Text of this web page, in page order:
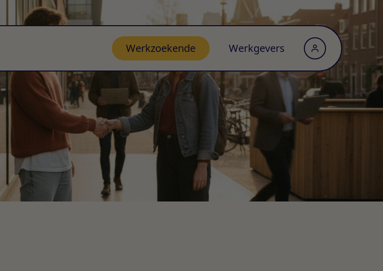
Werkzoekende Werkgevers